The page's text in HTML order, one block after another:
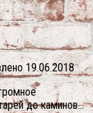
19.06.2018
до каминов…